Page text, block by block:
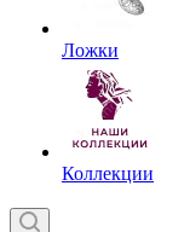
Ложки
Коллекции